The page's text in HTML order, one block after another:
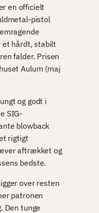
en officielt
pistol
hårdt, stabilt
falder. Prisen
Aulum (maj
og godt i
SIG-
blowback
rigtigt
aftrækket og
bedste.
over resten
patronen
Den tunge